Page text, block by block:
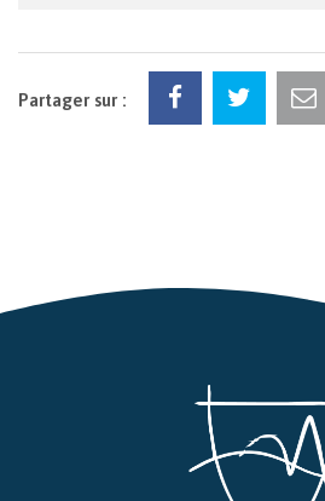
Partager sur :